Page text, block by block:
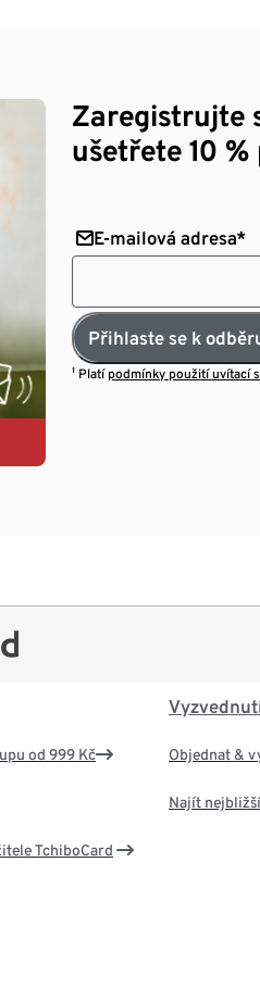
Zaregistrujte
ušetřete 10
E-mailová adresa*
Přihlaste se k
¹ Platí podmínky použití uvítací
od 999 Kč
TchiboCard
Objednat &
Najít